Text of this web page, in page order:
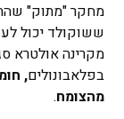
ששוקולד יכול
בפלאבונולים,
מהצומח.